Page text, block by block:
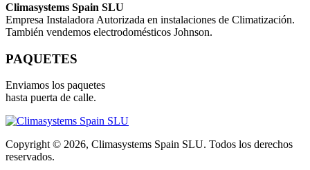
Climasystems Spain SLU
Empresa Instaladora Autorizada en instalaciones de Climatización.
También vendemos electrodomésticos Johnson.
PAQUETES
Enviamos los paquetes
hasta puerta de calle.
Copyright © 2026, Climasystems Spain SLU. Todos los derechos
reservados.